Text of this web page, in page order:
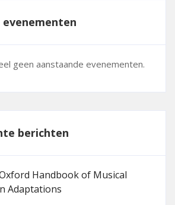
geen aanstaande evenementen.
berichten
Handbook of Musical
Adaptations